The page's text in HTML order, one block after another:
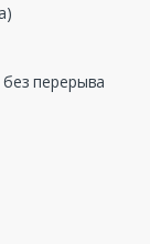
перерыва